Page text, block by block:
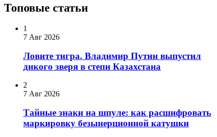
Топовые статьи
1
7 Авг 2026
Ловите тигра. Владимир Путин выпустил
дикого зверя в степи Казахстана
2
7 Авг 2026
Тайные знаки на шпуле: как расшифровать
маркировку безынерционной катушки